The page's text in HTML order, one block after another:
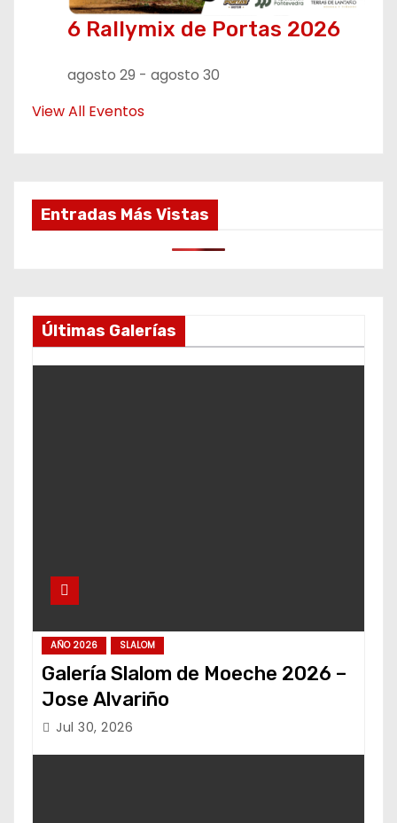
6 Rallymix de Portas 2026
agosto 29 - agosto 30
View All Eventos
Entradas Más Vistas
Últimas Galerías
AÑO 2026 SLALOM
Galería Slalom de Moeche 2026 –
Jose Alvariño
Jul 30, 2026